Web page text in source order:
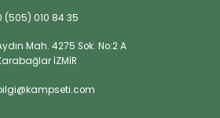
(505) 010 84 35
Mah. 4275 Sok. No:2 A
İZMİR